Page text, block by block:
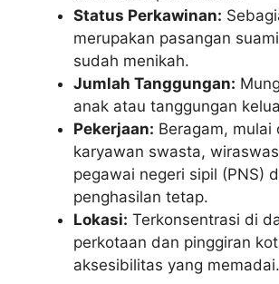
Status Perkawinan:
merupakan pasangan
sudah menikah.
Jumlah Tanggungan:
anak atau tanggungan
Pekerjaan: Beragam, mulai
karyawan swasta,
pegawai negeri sipil (PNS)
penghasilan tetap.
Lokasi: Terkonsentrasi di
perkotaan dan pinggiran
aksesibilitas yang memadai.